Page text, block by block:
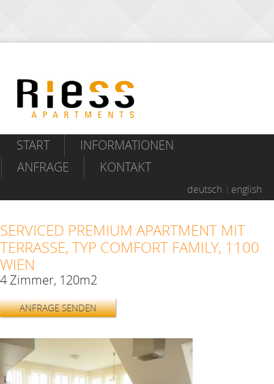
START
INFORMATIONEN
ANFRAGE
KONTAKT
deutsch english
SERVICED PREMIUM APARTMENT MIT
TERRASSE, TYP COMFORT FAMILY, 1100
WIEN
4 Zimmer, 120m2
ANFRAGE SENDEN